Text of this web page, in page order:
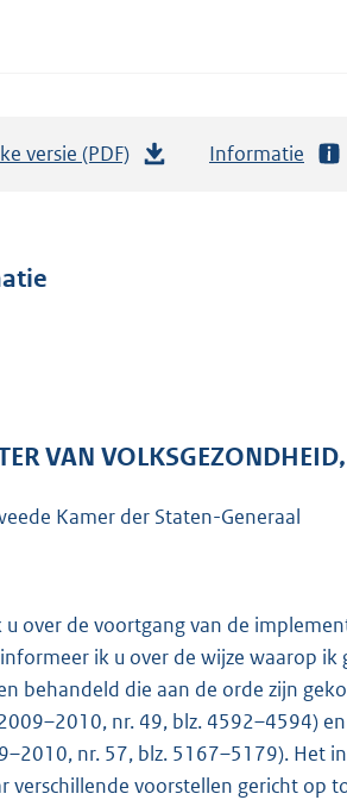
versie (PDF)
r
o
:
5
8
K
b
Informatie
VAN
Kamer der Staten-Generaal
over de voortgang van de
ik u over de wijze waarop
behandeld die aan de orde zijn
nr. 49, blz. 4592–4594)
nr. 57, blz. 5167–5179). Het
verschillende voorstellen gericht op